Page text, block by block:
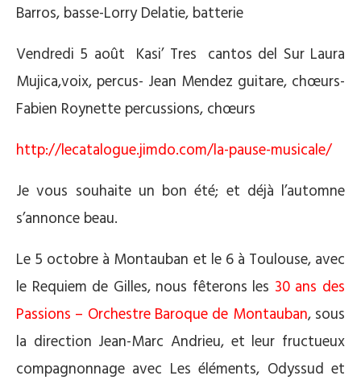
Barros, basse-Lorry Delatie, batterie
Vendredi 5 août Kasi’ Tres cantos del Sur Laura
Mujica,voix, percus- Jean Mendez guitare, chœurs-
Fabien Roynette percussions, chœurs
http://lecatalogue.jimdo.com/la-pause-musicale/
Je vous souhaite un bon été; et déjà l’automne
s’annonce beau.
Le 5 octobre à Montauban et le 6 à Toulouse, avec
le Requiem de Gilles, nous fêterons les 30 ans des
Passions – Orchestre Baroque de Montauban, sous
la direction Jean-Marc Andrieu, et leur fructueux
compagnonnage avec Les éléments, Odyssud et